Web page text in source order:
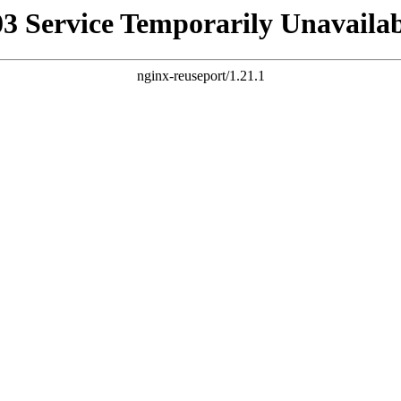
Service Temporarily
nginx-reuseport/1.21.1